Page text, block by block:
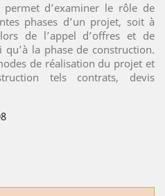
d’examiner le rôle de
phases d’un projet, soit à
de l’appel d’offres et de
la phase de construction.
de réalisation du projet et
tels contrats, devis